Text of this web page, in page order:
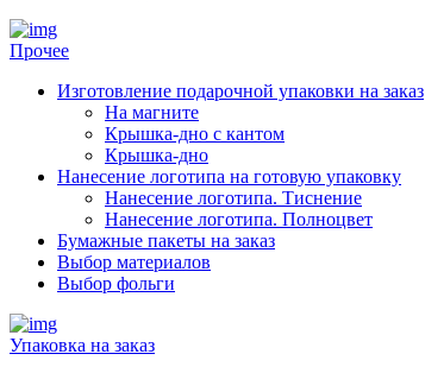
Прочее
Изготовление подарочной упаковки на заказ
На магните
Крышка-дно с кантом
Крышка-дно
Нанесение логотипа на готовую упаковку
Нанесение логотипа. Тиснение
Нанесение логотипа. Полноцвет
Бумажные пакеты на заказ
Выбор материалов
Выбор фольги
Упаковка на заказ